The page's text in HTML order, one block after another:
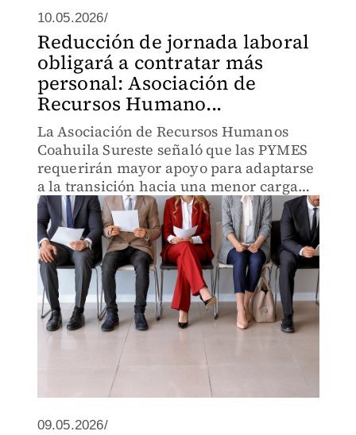
10.05.2026/
Reducción de jornada laboral
obligará a contratar más
personal: Asociación de
Recursos Humano...
La Asociación de Recursos Humanos
Coahuila Sureste señaló que las PYMES
requerirán mayor apoyo para adaptarse
a la transición hacia una menor carga
horaria sin afectar su operación.
09.05.2026/